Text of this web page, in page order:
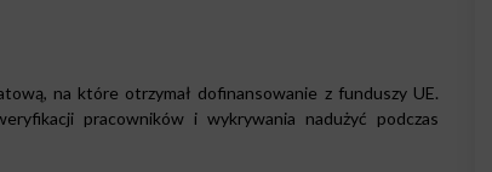
na które otrzymał dofinansowanie z funduszy UE.
pracowników i wykrywania nadużyć podczas